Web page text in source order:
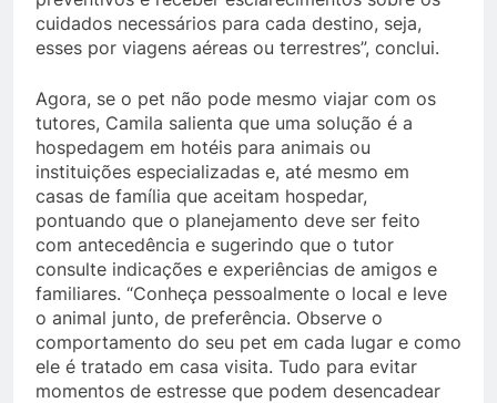
cuidados necessários para cada destino, seja,
esses por viagens aéreas ou terrestres”, conclui.
Agora, se o pet não pode mesmo viajar com os
tutores, Camila salienta que uma solução é a
hospedagem em hotéis para animais ou
instituições especializadas e, até mesmo em
casas de família que aceitam hospedar,
pontuando que o planejamento deve ser feito
com antecedência e sugerindo que o tutor
consulte indicações e experiências de amigos e
familiares. “Conheça pessoalmente o local e leve
o animal junto, de preferência. Observe o
comportamento do seu pet em cada lugar e como
ele é tratado em casa visita. Tudo para evitar
momentos de estresse que podem desencadear